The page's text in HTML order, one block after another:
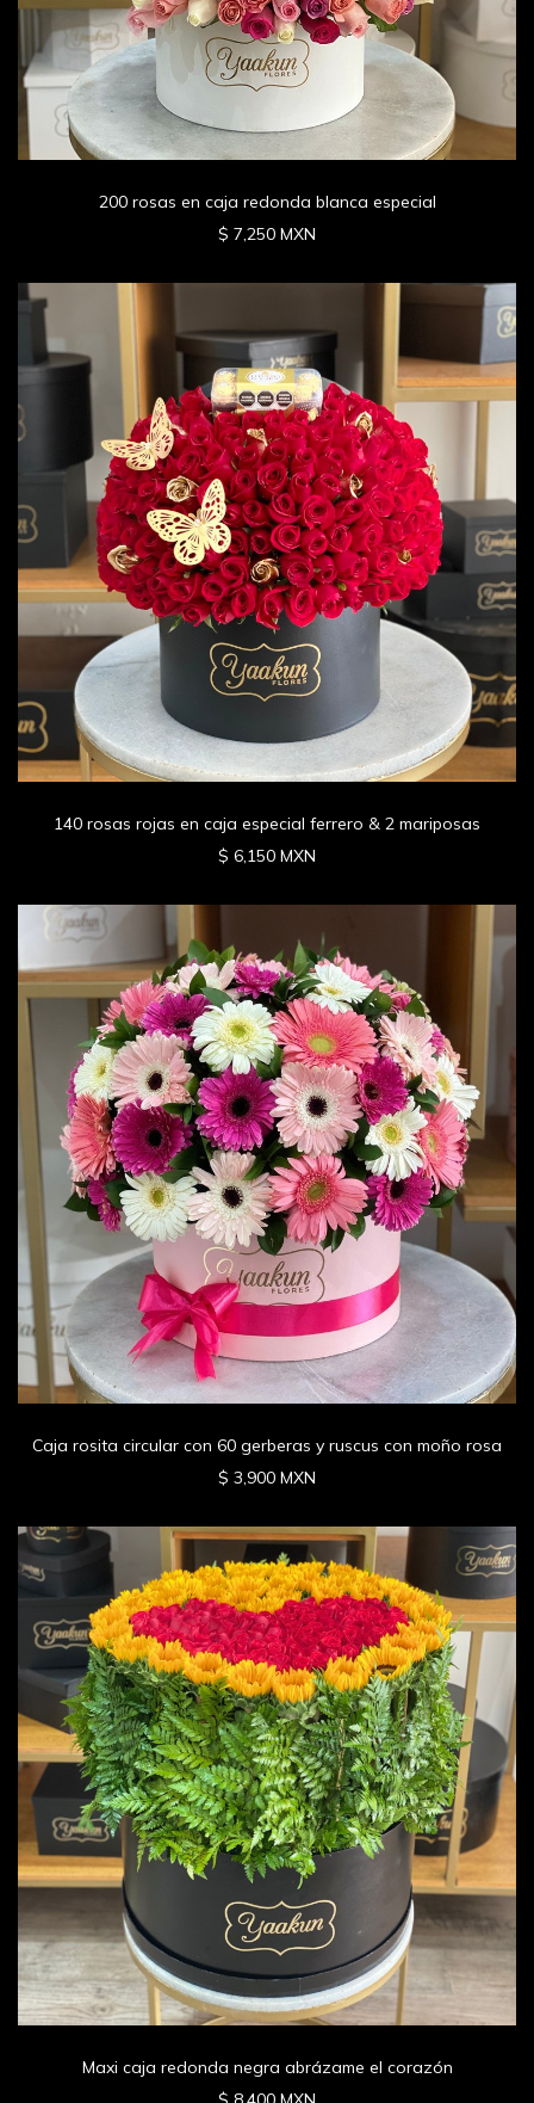
200 rosas en caja redonda blanca especial
$ 7,250 MXN
140 rosas rojas en caja especial ferrero & 2 mariposas
$ 6,150 MXN
Caja rosita circular con 60 gerberas y ruscus con moño rosa
$ 3,900 MXN
Maxi caja redonda negra abrázame el corazón